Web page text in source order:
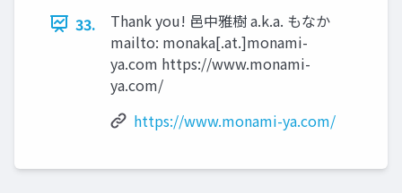
33.
Thank you! 邑中雅樹 a.k.a. もなか
mailto: monaka[.at.]monami-
ya.com https://www.monami-
ya.com/
https://www.monami-ya.com/